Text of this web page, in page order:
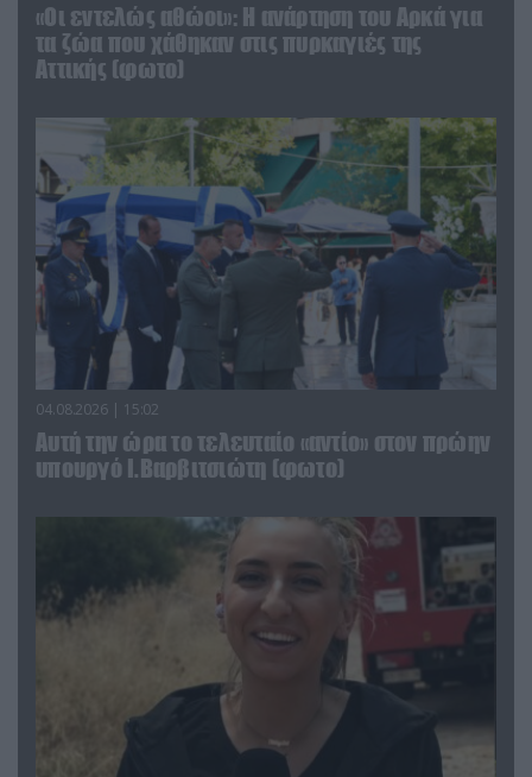
«Οι εντελώς αθώοι»: Η ανάρτηση του Αρκά για
τα ζώα που χάθηκαν στις πυρκαγιές της
Αττικής (φωτο)
04.08.2026 | 15:02
Αυτή την ώρα το τελευταίο «αντίο» στον πρώην
υπουργό Ι.Βαρβιτσιώτη (φωτο)